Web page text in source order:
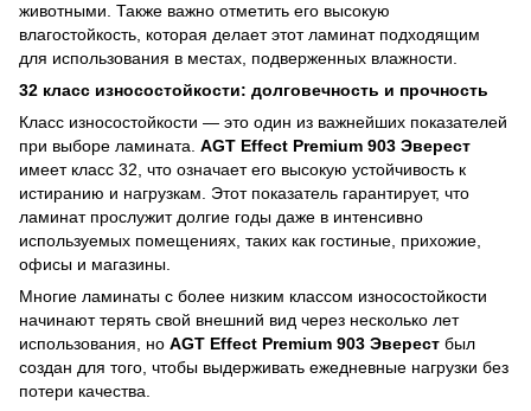
животными. Также важно отметить его высокую
влагостойкость, которая делает этот ламинат подходящим
для использования в местах, подверженных влажности.
32 класс износостойкости: долговечность и прочность
Класс износостойкости — это один из важнейших показателей
при выборе ламината. AGT Effect Premium 903 Эверест
имеет класс 32, что означает его высокую устойчивость к
истиранию и нагрузкам. Этот показатель гарантирует, что
ламинат прослужит долгие годы даже в интенсивно
используемых помещениях, таких как гостиные, прихожие,
офисы и магазины.
Многие ламинаты с более низким классом износостойкости
начинают терять свой внешний вид через несколько лет
использования, но AGT Effect Premium 903 Эверест был
создан для того, чтобы выдерживать ежедневные нагрузки без
потери качества.